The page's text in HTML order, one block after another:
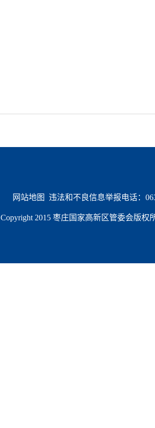
网站地图
违法和不良信息举报电话：
Copyright 2015 枣庄国家高新区管委会版权